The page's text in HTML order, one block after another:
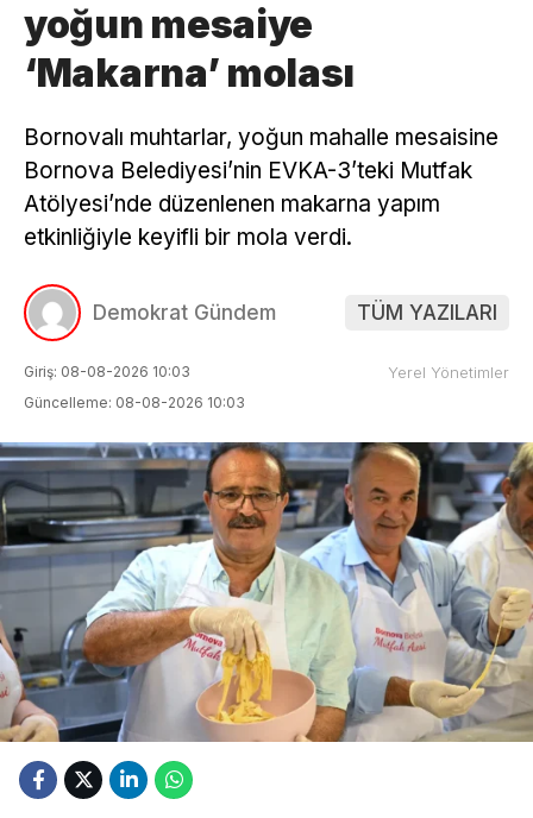
yoğun mesaiye
‘Makarna’ molası
Bornovalı muhtarlar, yoğun mahalle mesaisine
Bornova Belediyesi’nin EVKA-3’teki Mutfak
Atölyesi’nde düzenlenen makarna yapım
etkinliğiyle keyifli bir mola verdi.
Demokrat Gündem TÜM YAZILARI
Giriş: 08-08-2026 10:03
Güncelleme: 08-08-2026 10:03
Yerel Yönetimler